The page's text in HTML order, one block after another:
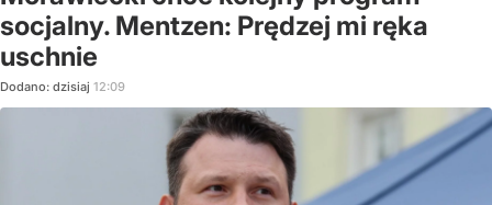
socjalny. Mentzen: Prędzej mi ręka
uschnie
Dodano: dzisiaj 12:09